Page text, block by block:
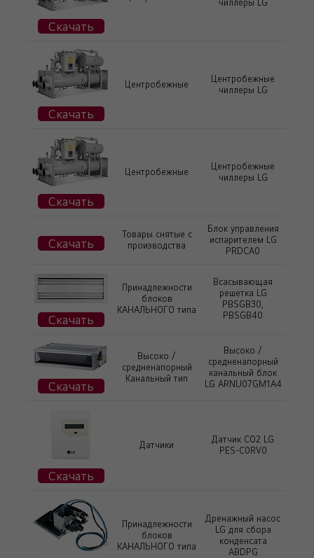
Скачать
чиллеры LG
Скачать
Центробежные
Центробежные
чиллеры LG
Скачать
Центробежные
Центробежные
чиллеры LG
Скачать
Товары снятые с
производства
Блок управления
испарителем LG
PRDCA0
Скачать
Принадлежности
блоков
КАНАЛЬНОГО типа
Всасывающая
решетка LG
PBSGB30,
PBSGB40
Скачать
Высоко /
средненапорный
Канальный тип
Высоко /
средненапорный
канальный блок
LG ARNU07GM1A4
Скачать
Датчики
Датчик CO2 LG
PES-C0RV0
Принадлежности
блоков
КАНАЛЬНОГО типа
Дренажный насос
LG для сбора
конденсата
ABDPG